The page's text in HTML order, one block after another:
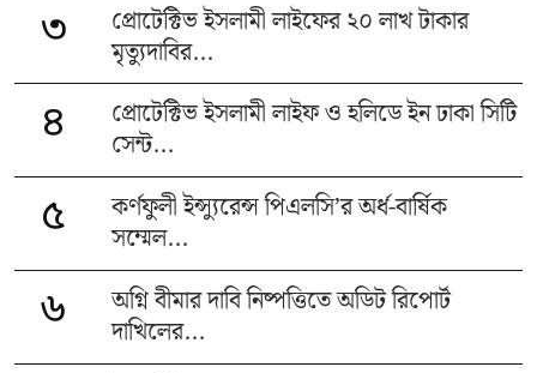
৩
প্রোটেক্টিভ ইসলামী লাইফের ২০ লাখ টাকার
মৃত্যুদাবির...
৪
প্রোটেক্টিভ ইসলামী লাইফ ও হলিডে ইন ঢাকা সিটি
সেন্ট...
৫
কর্ণফুলী ইন্স্যুরেন্স পিএলসি’র অর্ধ-বার্ষিক
সম্মেল...
৬
অগ্নি বীমার দাবি নিষ্পত্তিতে অডিট রিপোর্ট
দাখিলের...